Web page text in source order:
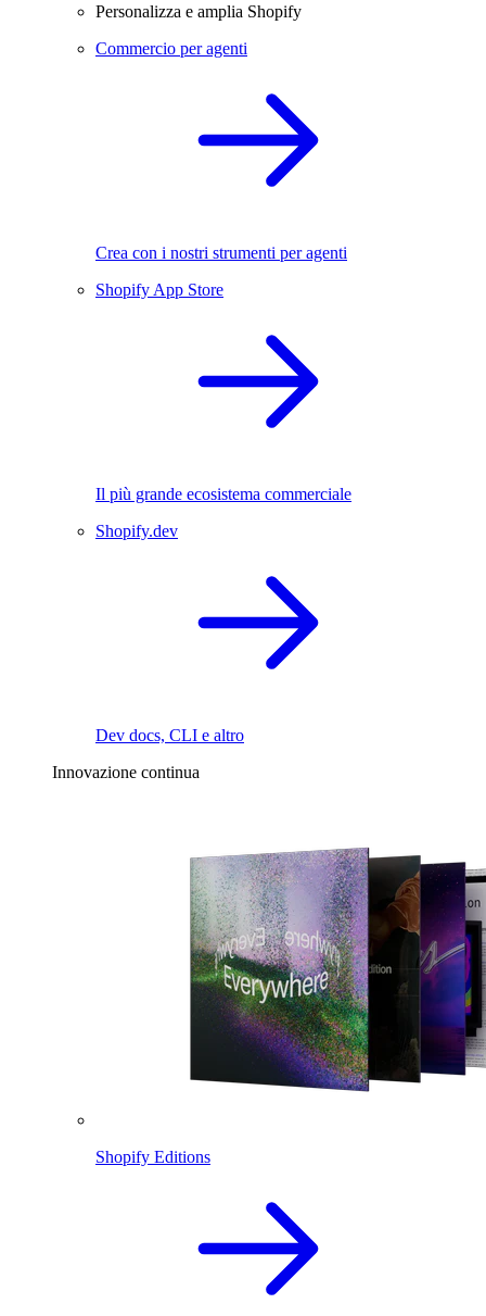
Personalizza e amplia Shopify
Commercio per agenti
Crea con i nostri strumenti per agenti
Shopify App Store
Il più grande ecosistema commerciale
Shopify.dev
Dev docs, CLI e altro
Innovazione continua
Shopify Editions